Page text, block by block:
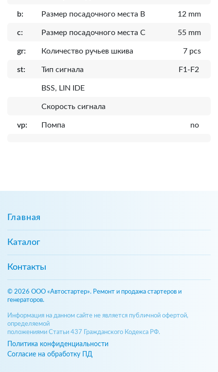
b: Размер посадочного места B 12 mm
c: Размер посадочного места C 55 mm
gr: Количество ручьев шкива 7 pcs
st: Тип сигнала F1-F2
BSS, LIN IDE
Скорость сигнала
vp: Помпа no
Главная
Каталог
Контакты
© 2026 ООО «Автостартер». Ремонт и продажа стартеров и
генераторов.
Информация на данном сайте не является публичной офертой,
определяемой
положениями Статьи 437 Гражданского Кодекса РФ.
Политика конфиденциальности
Согласие на обработку ПД